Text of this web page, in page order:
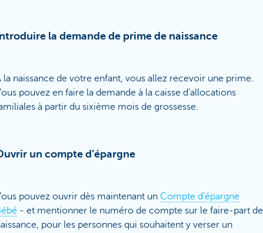
Introduire la demande de prime de naissance
la naissance de votre enfant, vous allez recevoir une prime.
pouvez en faire la demande à la caisse d’allocations
à partir du sixième mois de grossesse.
un compte d’épargne
pouvez ouvrir dès maintenant un Compte d’épargne
- et mentionner le numéro de compte sur le faire-part de
pour les personnes qui souhaitent y verser un